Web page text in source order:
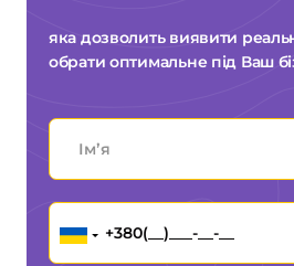
яка дозволить виявити
обрати оптимальне під Ваш